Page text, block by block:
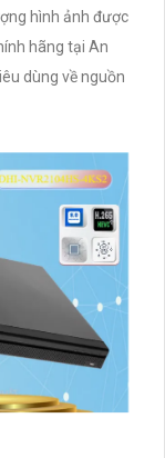
hình ảnh được
hãng tại An
dùng về nguồn